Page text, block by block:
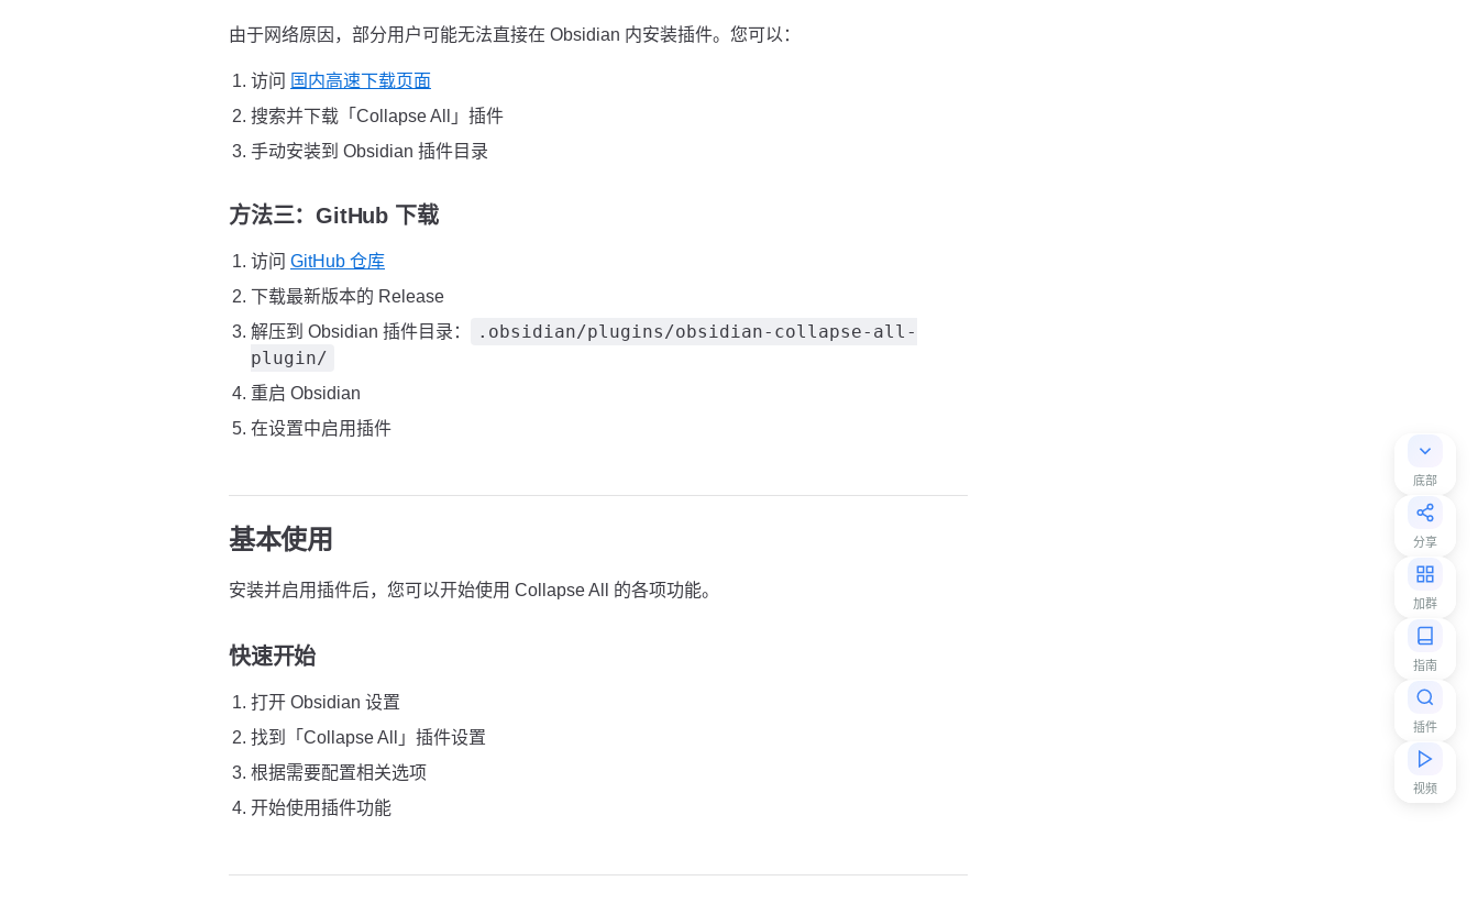
底部
分享
加群
指南
插件
视频
由于网络原因，部分用户可能无法直接在 Obsidian 内安装插件。您可以：
访问 国内高速下载页面
搜索并下载「Collapse All」插件
手动安装到 Obsidian 插件目录
方法三：GitHub 下载
访问 GitHub 仓库
下载最新版本的 Release
解压到 Obsidian 插件目录：
.obsidian/plugins/obsidian-collapse-all-
plugin/
重启 Obsidian
在设置中启用插件
基本使用
安装并启用插件后，您可以开始使用 Collapse All 的各项功能。
快速开始
打开 Obsidian 设置
找到「Collapse All」插件设置
根据需要配置相关选项
开始使用插件功能